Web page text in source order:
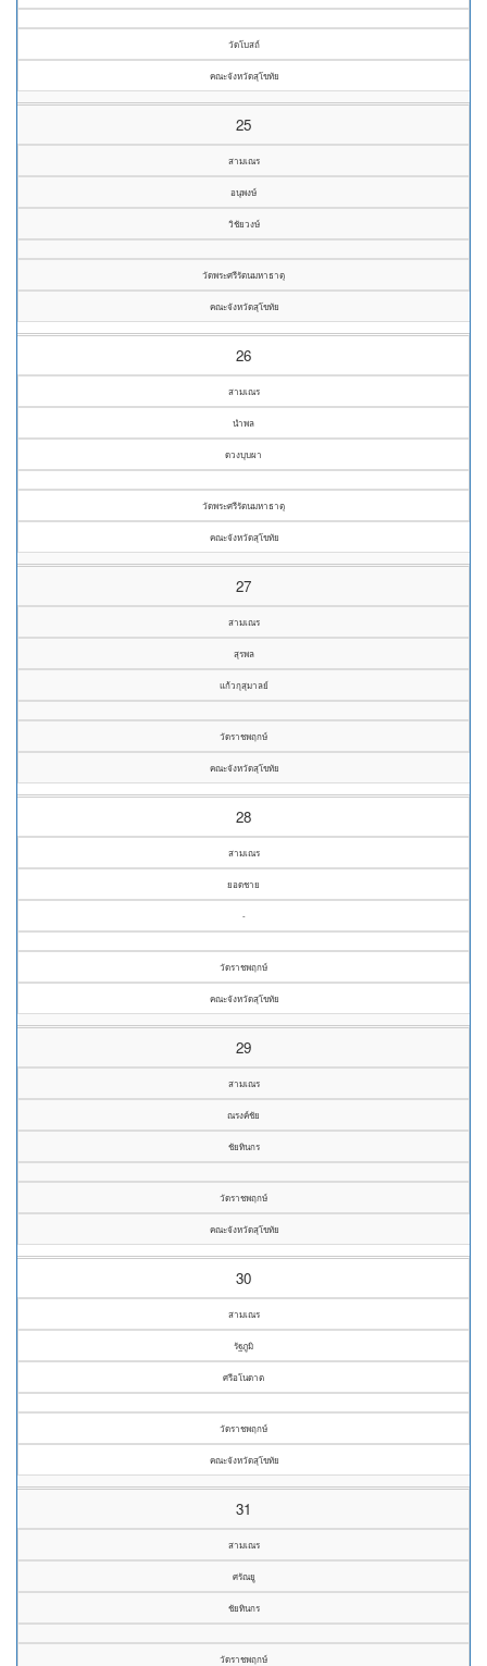
วัดโบสถ์
คณะจังหวัดสุโขทัย
25
สามเณร
อนุพงษ์
วิชัยวงษ์
วัดพระศรีรัตนมหาธาตุ
คณะจังหวัดสุโขทัย
26
สามเณร
นำพล
ดวงบุบผา
วัดพระศรีรัตนมหาธาตุ
คณะจังหวัดสุโขทัย
27
สามเณร
สุรพล
แก้วกุสุมาลย์
วัดราชพฤกษ์
คณะจังหวัดสุโขทัย
28
สามเณร
ยอดชาย
-
วัดราชพฤกษ์
คณะจังหวัดสุโขทัย
29
สามเณร
ณรงค์ชัย
ชัยทินกร
วัดราชพฤกษ์
คณะจังหวัดสุโขทัย
30
สามเณร
รัฐภูมิ
ศรีอโนดาต
วัดราชพฤกษ์
คณะจังหวัดสุโขทัย
31
สามเณร
ศรัณยู
ชัยทินกร
วัดราชพฤกษ์